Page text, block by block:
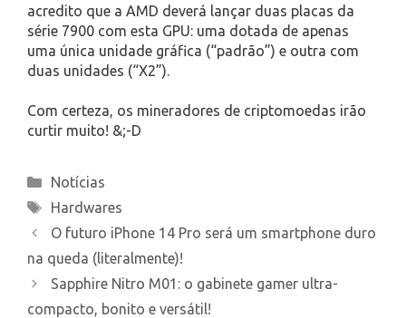
acredito que a AMD deverá lançar duas placas da
série 7900 com esta GPU: uma dotada de apenas
uma única unidade gráfica (“padrão”) e outra com
duas unidades (“X2”).
Com certeza, os mineradores de criptomoedas irão
curtir muito! &;-D
Categories
Notícias
Tags
Hardwares
O futuro iPhone 14 Pro será um smartphone duro
na queda (literalmente)!
Sapphire Nitro M01: o gabinete gamer ultra-
compacto, bonito e versátil!